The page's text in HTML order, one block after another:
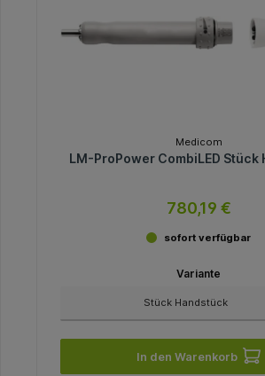
Medicom
LM-ProPower CombiLED Stück
780,19 €
sofort verfügbar
Variante
In den Warenkorb